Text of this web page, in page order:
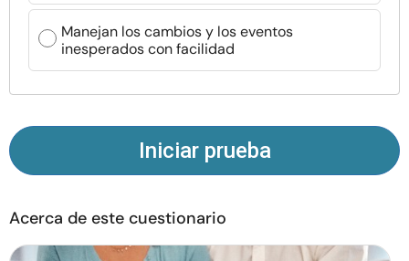
Comunidad
Idioma
Sobre nosotros Contáctanos Escríbenos
Manejan los cambios y los eventos
inesperados con facilidad
Iniciar prueba
Acerca de este cuestionario